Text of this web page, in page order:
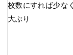
枚数にすれば少な
大ぶり